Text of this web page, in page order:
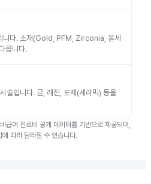
니다. 소재(Gold, PFM, Zirconia, 올세
릅니다.
술입니다. 금, 레진, 도재(세라믹) 등을
급여 진료비 공개 데이터를 기반으로 제공되며,
따라 달라질 수 있습니다.